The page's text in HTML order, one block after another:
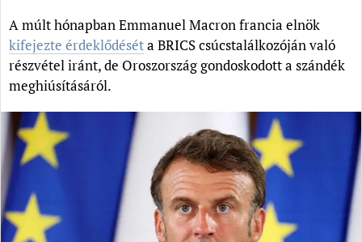
A múlt hónapban Emmanuel Macron francia elnök
kifejezte érdeklődéséta BRICS csúcstalálkozóján való
részvétel iránt, de Oroszország gondoskodott a szándék
meghiúsításáról.